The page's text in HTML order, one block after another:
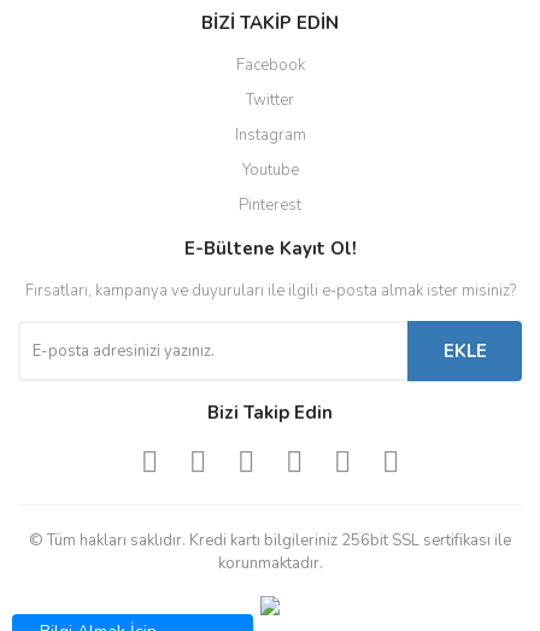
BİZİ TAKİP EDİN
Facebook
Twitter
Instagram
Youtube
Pinterest
E-Bültene Kayıt Ol!
Fırsatları, kampanya ve duyuruları ile ilgili e-posta almak ister misiniz?
EKLE
Bizi Takip Edin
© Tüm hakları saklıdır. Kredi kartı bilgileriniz 256bit SSL sertifikası ile
korunmaktadır.